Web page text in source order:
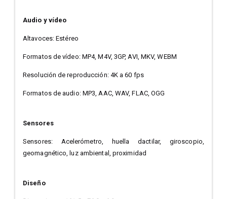
Audio y vídeo
Altavoces: Estéreo
Formatos de vídeo: MP4, M4V, 3GP, AVI, MKV, WEBM
Resolución de reproducción: 4K a 60 fps
Formatos de audio: MP3, AAC, WAV, FLAC, OGG
Sensores
Sensores: Acelerómetro, huella dactilar, giroscopio,
geomagnético, luz ambiental, proximidad
Diseño